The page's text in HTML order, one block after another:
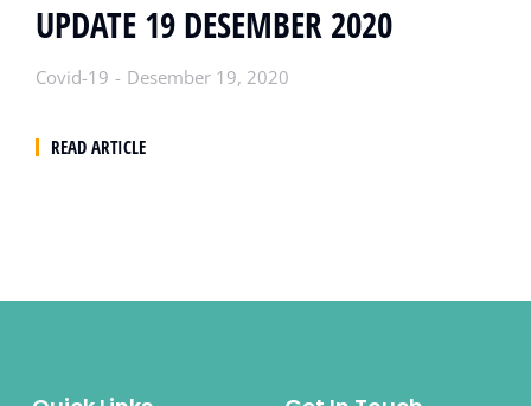
UPDATE 19 DESEMBER 2020
Covid-19 Desember 19, 2020
READ ARTICLE